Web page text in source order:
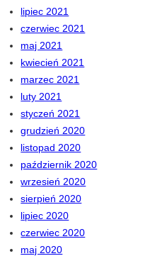
lipiec 2021
czerwiec 2021
maj 2021
kwiecień 2021
marzec 2021
luty 2021
styczeń 2021
grudzień 2020
listopad 2020
październik 2020
wrzesień 2020
sierpień 2020
lipiec 2020
czerwiec 2020
maj 2020